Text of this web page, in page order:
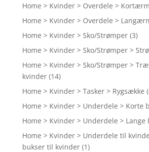
Home > Kvinder > Overdele >
Home > Kvinder > Overdele >
Home > Kvinder > Sko/Strømper (3)
Home > Kvinder > Sko/Strømper >
Home > Kvinder > Sko/Strømper >
kvinder (14)
Home > Kvinder > Tasker > Rygsække
Home > Kvinder > Underdele > Korte
Home > Kvinder > Underdele > Lange
Home > Kvinder > Underdele til
bukser til kvinder (1)